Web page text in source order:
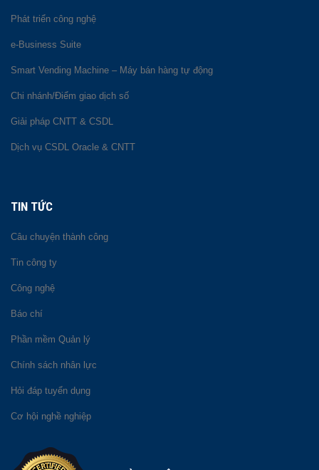
Phát triển công nghệ
e-Business Suite
Smart Vending Machine – Máy bán hàng tự động
Chi nhánh/Điểm giao dịch số
Giải pháp CNTT & CSDL
Dịch vụ CSDL Oracle & CNTT
TIN TỨC
Câu chuyện thành công
Tin công ty
Công nghệ
Báo chí
Phần mềm Quản lý
Chính sách nhân lực
Hỏi đáp tuyển dụng
Cơ hội nghề nghiệp